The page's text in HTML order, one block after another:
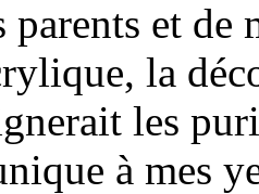
parents et
la
les
à mes